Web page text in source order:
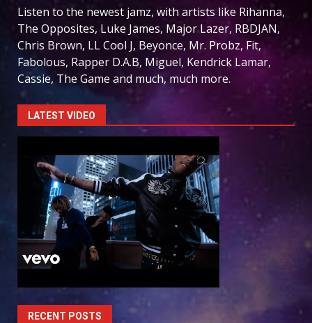
Listen to the newest jamz, with artists like Rihanna,
The Opposites, Luke James, Major Lazer, RBDJAN,
Chris Brown, LL Cool J, Beyonce, Mr. Probz, Fit,
Fabolous, Rapper D.A.B, Miguel, Kendrick Lamar,
Cassie, The Game and much, much more.
LATEST VIDEO
RECENT POSTS